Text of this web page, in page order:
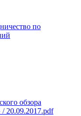
по
обзора
20.09.2017.pdf